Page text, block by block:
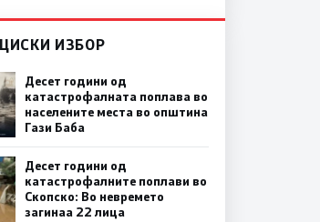
ИЗБОР
Десет години од
катастрофалната поплава во
населените места во општина
Гази Баба
Десет години од
катастрофалните поплави во
Скопско: Во невремето
загинаа 22 лица